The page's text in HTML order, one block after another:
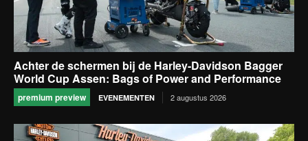
Achter de schermen bij de Harley-Davidson Bagger
World Cup Assen: Bags of Power and Performance
premium preview EVENEMENTEN 2 augustus 2026